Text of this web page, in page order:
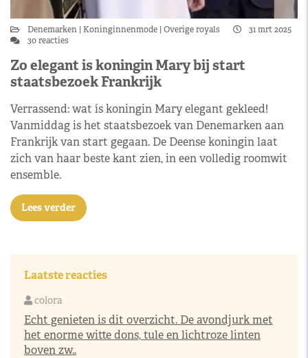
Denemarken Koninginnenmode Overige royals
31 mrt 2025
30 reacties
Zo elegant is koningin Mary bij start
staatsbezoek Frankrijk
Verrassend: wat ís koningin Mary elegant gekleed!
Vanmiddag is het staatsbezoek van Denemarken aan
Frankrijk van start gegaan. De Deense koningin laat
zich van haar beste kant zien, in een volledig roomwit
ensemble.
Lees verder
Laatste reacties
colora
Echt genieten is dit overzicht. De avondjurk met
het enorme witte dons, tule en lichtroze linten
boven zw..